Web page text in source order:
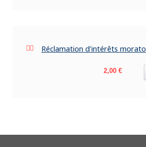
Réclamation d'intérêts
Prix
2,00 €